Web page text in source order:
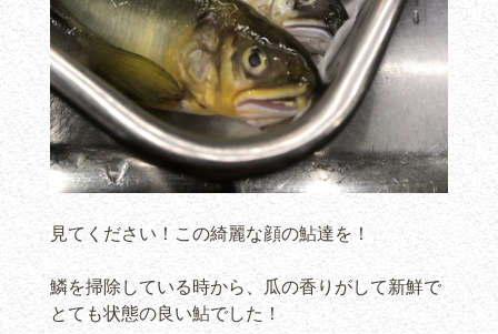
見てください！この綺麗な顔の鮎達を！
鱗を掃除している時から、瓜の香りがして新鮮で
とても状態の良い鮎でした！